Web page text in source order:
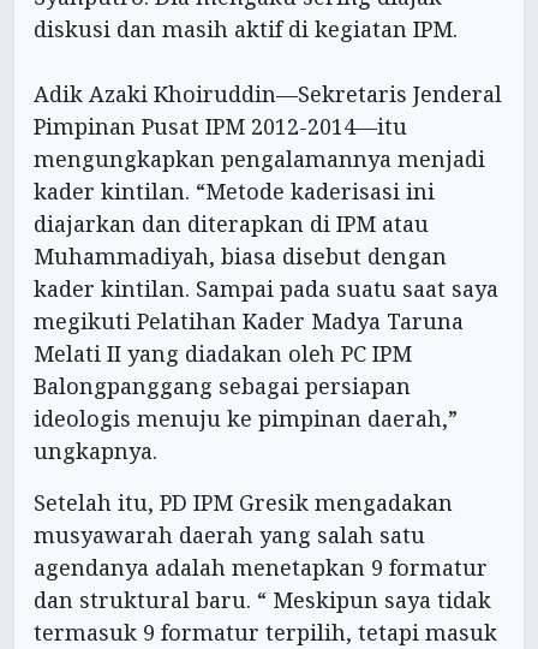
diskusi dan masih aktif di kegiatan IPM.
Adik Azaki Khoiruddin—Sekretaris Jenderal
Pimpinan Pusat IPM 2012-2014—itu
mengungkapkan pengalamannya menjadi
kader kintilan. “Metode kaderisasi ini
diajarkan dan diterapkan di IPM atau
Muhammadiyah, biasa disebut dengan
kader kintilan. Sampai pada suatu saat saya
megikuti Pelatihan Kader Madya Taruna
Melati II yang diadakan oleh PC IPM
Balongpanggang sebagai persiapan
ideologis menuju ke pimpinan daerah,”
ungkapnya.
Setelah itu, PD IPM Gresik mengadakan
musyawarah daerah yang salah satu
agendanya adalah menetapkan 9 formatur
dan struktural baru. “ Meskipun saya tidak
termasuk 9 formatur terpilih, tetapi masuk